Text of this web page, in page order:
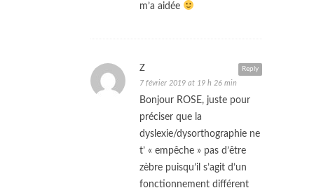
m’a aidée
Reply
Z
7 février 2019 at 19 h 26 min
Bonjour ROSE, juste pour
préciser que la
dyslexie/dysorthographie ne
t’ « empêche » pas d’être
zèbre puisqu’il s’agit d’un
fonctionnement différent